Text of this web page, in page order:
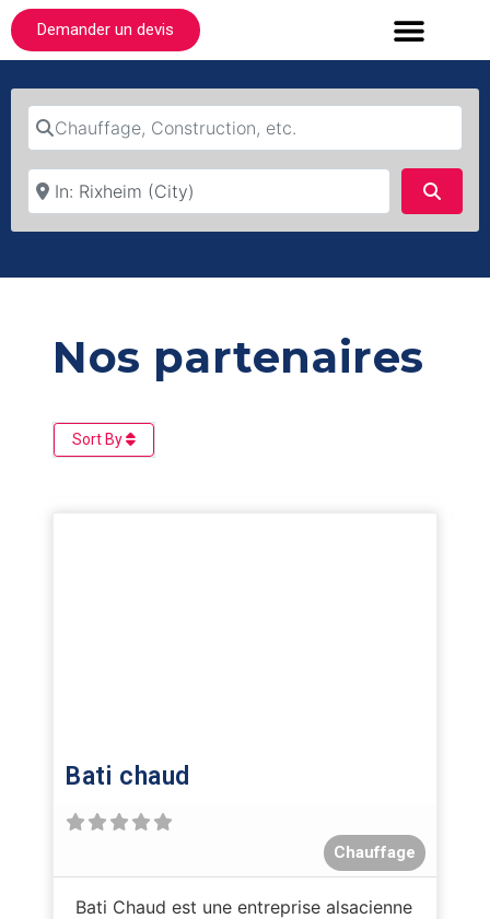
Demander un devis
Chauffage, Construction, etc.
Où ?
Nos partenaires
Sort By
Bati chaud
Chauffage
Bati Chaud est une entreprise alsacienne